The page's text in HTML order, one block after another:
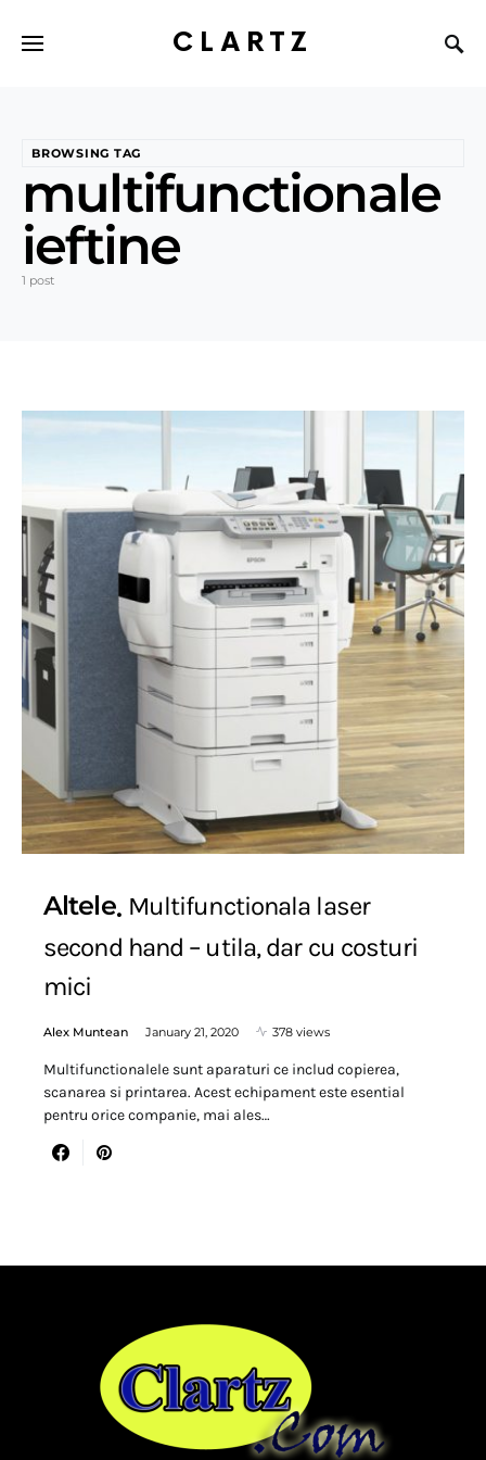
CLARTZ
BROWSING TAG
multifunctionale
ieftine
1 post
Altele Multifunctionala laser
second hand – utila, dar cu costuri
mici
Alex Muntean January 21, 2020 378 views
Multifunctionalele sunt aparaturi ce includ copierea,
scanarea si printarea. Acest echipament este esential
pentru orice companie, mai ales…